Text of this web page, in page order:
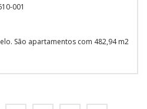
001
São apartamentos com 482,94 m2